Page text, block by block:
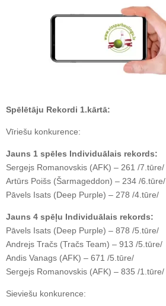
Spēlētāju Rekordi 1.kārtā:
Vīriešu konkurence:
Jauns 1 spēles Individuālais rekords:
Sergejs Romanovskis (AFK) – 261 /7.tūre/
Artūrs Poišs (Šarmageddon) – 234 /6.tūre/
Pāvels Isats (Deep Purple) – 278 /4.tūre/
Jauns 4 spēļu Individuālais rekords:
Pāvels Isats (Deep Purple) – 878 /5.tūre/
Andrejs Tračs (Tračs Team) – 913 /5.tūre/
Andis Vanags (AFK) – 671 /5.tūre/
Sergejs Romanovskis (AFK) – 835 /1.tūre/
Sieviešu konkurence: